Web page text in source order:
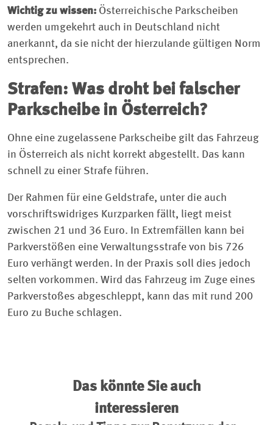
Wichtig zu wissen: Österreichische Parkscheiben
werden umgekehrt auch in Deutschland nicht
anerkannt, da sie nicht der hierzulande gültigen Norm
entsprechen.
Strafen: Was droht bei falscher
Parkscheibe in Österreich?
Ohne eine zugelassene Parkscheibe gilt das Fahrzeug
in Österreich als nicht korrekt abgestellt. Das kann
schnell zu einer Strafe führen.
Der Rahmen für eine Geldstrafe, unter die auch
vorschriftswidriges Kurzparken fällt, liegt meist
zwischen 21 und 36 Euro. In Extremfällen kann bei
Parkverstößen eine Verwaltungsstrafe von bis 726
Euro verhängt werden. In der Praxis soll dies jedoch
selten vorkommen. Wird das Fahrzeug im Zuge eines
Parkverstoßes abgeschleppt, kann das mit rund 200
Euro zu Buche schlagen.
Das könnte Sie auch
interessieren